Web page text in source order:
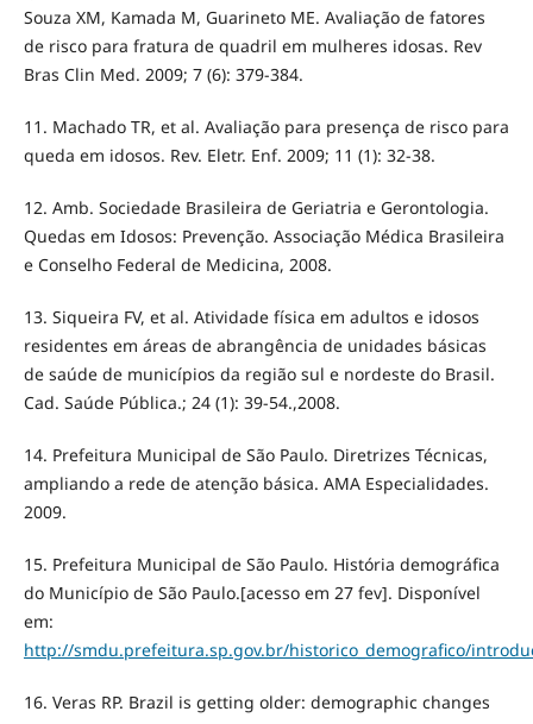
Souza XM, Kamada M, Guarineto ME. Avaliação de fatores
de risco para fratura de quadril em mulheres idosas. Rev
Bras Clin Med. 2009; 7 (6): 379-384.
11. Machado TR, et al. Avaliação para presença de risco para
queda em idosos. Rev. Eletr. Enf. 2009; 11 (1): 32-38.
12. Amb. Sociedade Brasileira de Geriatria e Gerontologia.
Quedas em Idosos: Prevenção. Associação Médica Brasileira
e Conselho Federal de Medicina, 2008.
13. Siqueira FV, et al. Atividade física em adultos e idosos
residentes em áreas de abrangência de unidades básicas
de saúde de municípios da região sul e nordeste do Brasil.
Cad. Saúde Pública.; 24 (1): 39-54.,2008.
14. Prefeitura Municipal de São Paulo. Diretrizes Técnicas,
ampliando a rede de atenção básica. AMA Especialidades.
2009.
15. Prefeitura Municipal de São Paulo. História demográfica
do Município de São Paulo.[acesso em 27 fev]. Disponível
em:
http://smdu.prefeitura.sp.gov.br/historico_demografico/
16. Veras RP. Brazil is getting older: demographic changes